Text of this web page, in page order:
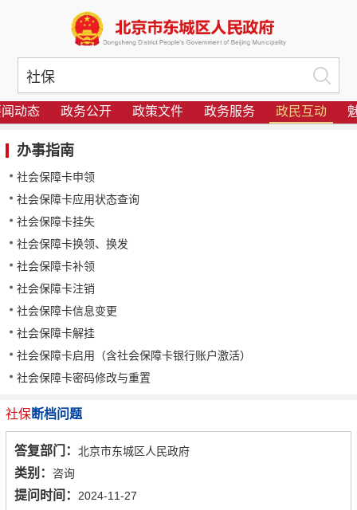
动态 政务公开 政策文件 政务服务 政民互动
办事指南
社会保障卡申领
社会保障卡应用状态查询
社会保障卡挂失
社会保障卡换领、换发
社会保障卡补领
社会保障卡注销
社会保障卡信息变更
社会保障卡解挂
社会保障卡启用（含社会保障卡银行账户激活）
社会保障卡密码修改与重置
社保断档问题
答复部门： 北京市东城区人民政府
类别： 咨询
提问时间： 2024-11-27